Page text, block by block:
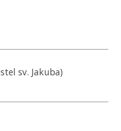
sv. Jakuba)